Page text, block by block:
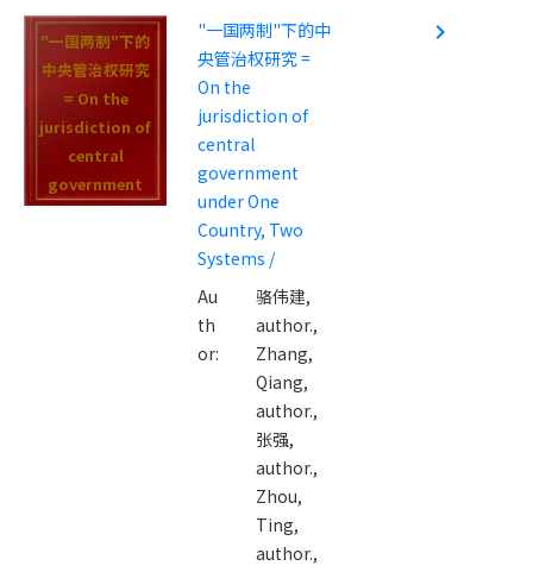
"一国两制"下的
中央管治权研究
= On the
jurisdiction of
central
government
under One
"一国两制"下的中
央管治权研究 =
On the
jurisdiction of
central
government
under One
Country, Two
Systems /
Au
th
or:
骆伟建,
author.,
Zhang,
Qiang,
author.,
张强,
author.,
Zhou,
Ting,
author.,
navigate_next